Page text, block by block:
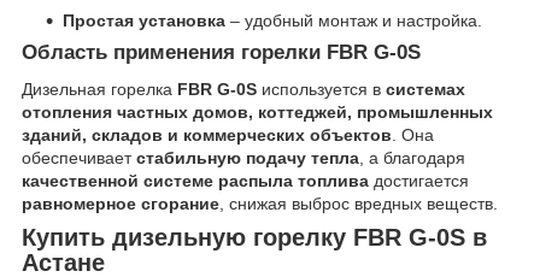
Простая установка – удобный монтаж и настройка.
Область применения горелки FBR G-0S
Дизельная горелка FBR G-0S используется в системах
отопления частных домов, коттеджей, промышленных
зданий, складов и коммерческих объектов . Она
обеспечиваетстабильную подачу тепла , а благодаря
качественной системе распыла топлива достигается
равномерное сгорание , снижая выброс вредных веществ.
Купить дизельную горелку FBR G-0S в
Астане